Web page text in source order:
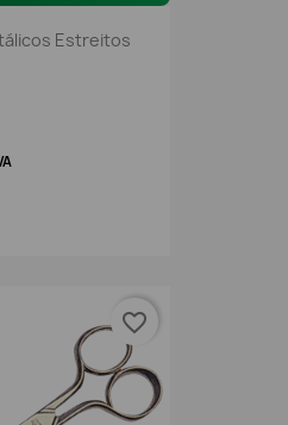
Estreitos
favorite_border